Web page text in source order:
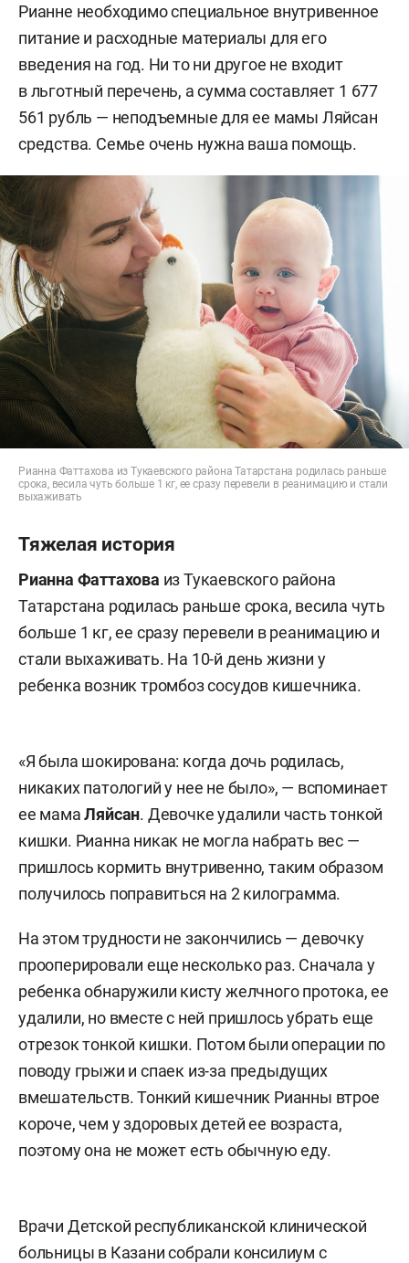
Рианне необходимо специальное внутривенное
питание и расходные материалы для его
введения на год. Ни то ни другое не входит
в льготный перечень, а сумма составляет 1 677
561 рубль — неподъемные для ее мамы Ляйсан
средства. Семье очень нужна ваша помощь.
Рианна Фаттахова из Тукаевского района Татарстана родилась раньше
срока, весила чуть больше 1 кг, ее сразу перевели в реанимацию и стали
выхаживать
Тяжелая история
Рианна Фаттахова из Тукаевского района
Татарстана родилась раньше срока, весила чуть
больше 1 кг, ее сразу перевели в реанимацию и
стали выхаживать. На 10-й день жизни у
ребенка возник тромбоз сосудов кишечника.
«Я была шокирована: когда дочь родилась,
никаких патологий у нее не было», — вспоминает
ее мамаЛяйсан. Девочке удалили часть тонкой
кишки. Рианна никак не могла набрать вес —
пришлось кормить внутривенно, таким образом
получилось поправиться на 2 килограмма.
На этом трудности не закончились — девочку
прооперировали еще несколько раз. Сначала у
ребенка обнаружили кисту желчного протока, ее
удалили, но вместе с ней пришлось убрать еще
отрезок тонкой кишки. Потом были операции по
поводу грыжи и спаек из-за предыдущих
вмешательств. Тонкий кишечник Рианны втрое
короче, чем у здоровых детей ее возраста,
поэтому она не может есть обычную еду.
Врачи Детской республиканской клинической
больницы в Казани собрали консилиум с